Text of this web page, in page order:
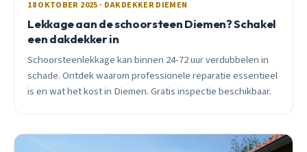
18 OKTOBER 2025 · DAKDEKKER DIEMEN
Lekkage aan de schoorsteen Diemen? Schakel
een dakdekker in
Schoorsteenlekkage kan binnen 24-72 uur verdubbelen in
schade. Ontdek waarom professionele reparatie essentieel
is en wat het kost in Diemen. Gratis inspectie beschikbaar.